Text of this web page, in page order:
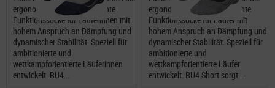
ergonomische, linke und rechte
Funktionssocke für Läuferinnen mit
hohem Anspruch an Dämpfung und
dynamischer Stabilität. Speziell für
ambitionierte und
wettkampforientierte Läuferinnen
entwickelt. RU4...
ergonomische, linke und rechte
Funktionssocke für Läufer mit
hohem Anspruch an Dämpfung und
dynamischer Stabilität. Speziell für
ambitionierte und
wettkampforientierte Läufer
entwickelt. RU4 Short sorgt...